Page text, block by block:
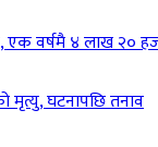
एक वर्षमै ४ लाख २०
मृत्यु, घटनापछि तनाव